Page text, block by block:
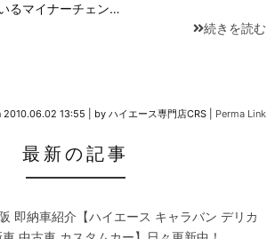
るマイナーチェン…
続きを読む
2010.06.02 13:55 by ハイエース専門店CRS Perma Link
最新の記事
即納車紹介【ハイエース キャラバン デリカ